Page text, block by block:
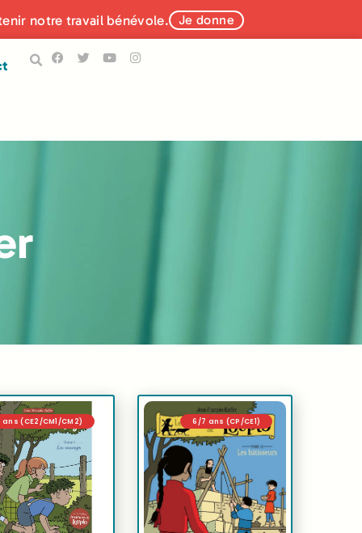
notre travail bénévole. Je donne
ans (CE2/CM1/CM2) 6/7 ans (CP/CE1)